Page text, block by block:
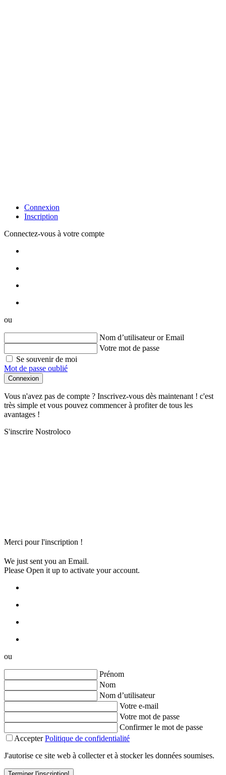
Connexion
Inscription
Connectez-vous à votre compte
ou
Nom d’utilisateur or Email
Votre mot de passe
Se souvenir de moi
Mot de passe oublié
Connexion
Vous n'avez pas de compte ? Inscrivez-vous dès maintenant ! c'est
très simple et vous pouvez commencer à profiter de tous les
avantages !
S'inscrire Nostroloco
Merci pour l'inscription !
We just sent you an Email.
Please Open it up to activate your account.
ou
Prénom
Nom
Nom d’utilisateur
Votre e-mail
Votre mot de passe
Confirmer le mot de passe
AccepterPolitique de confidentialité
J'autorise ce site web à collecter et à stocker les données soumises.